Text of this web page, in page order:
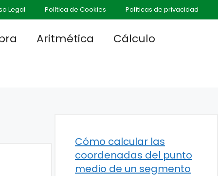
Legal Política de Cookies Políticas de privacidad
Aritmética
Cálculo
Cómo calcular las
coordenadas del punto
medio de un segmento